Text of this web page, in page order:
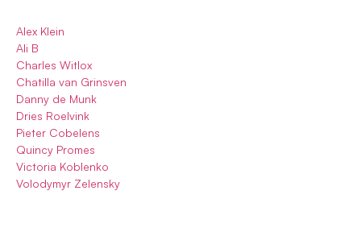
Alex Klein
Ali B
Charles Witlox
Chatilla van Grinsven
Danny de Munk
Dries Roelvink
Pieter Cobelens
Quincy Promes
Victoria Koblenko
Volodymyr Zelensky